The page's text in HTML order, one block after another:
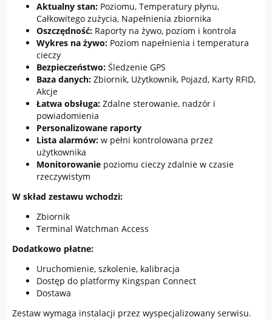
Aktualny stan: Poziomu, Temperatury płynu,
Całkowitego zużycia, Napełnienia zbiornika
Oszczędność: Raporty na żywo, poziom i kontrola
Wykres na żywo: Poziom napełnienia i temperatura
cieczy
Bezpieczeństwo: Śledzenie GPS
Baza danych: Zbiornik, Użytkownik, Pojazd, Karty RFID,
Akcje
Łatwa obsługa: Zdalne sterowanie, nadzór i
powiadomienia
Personalizowane raporty
Lista alarmów: w pełni kontrolowana przez
użytkownika
Monitorowanie poziomu cieczy zdalnie w czasie
rzeczywistym
W skład zestawu wchodzi:
Zbiornik
Terminal Watchman Access
Dodatkowo płatne:
Uruchomienie, szkolenie, kalibracja
Dostęp do platformy Kingspan Connect
Dostawa
Zestaw wymaga instalacji przez wyspecjalizowany serwisu.